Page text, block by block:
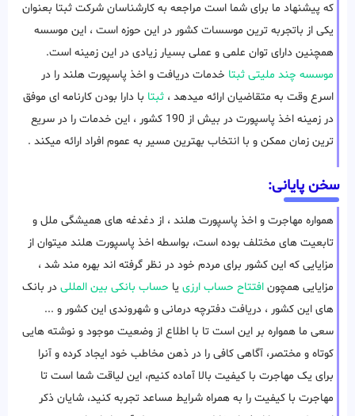
که پیشنهاد ما برای شما است مراجعه به کارشناسان شرکت ثبتا بعنوان
یکی از باتجربه ترین موسسات کشور در این حوزه است ، این موسسه
همچنین دارای توان علمی و عملی بسیار زیادی در این زمینه است.
موسسه چند ملیتی ثبتا خدمات دریافت و اخذ پاسپورت هلند را در
اسرع وقت به متقاضیان ارائه میدهد ، ثبتا با دارا بودن کارنامه ای موفق
در زمینه اخذ پاسپورت در بیش از 190 کشور ، این خدمات را در سریع
ترین زمان ممکن و با انتخاب بهترین مسیر به عموم افراد ارائه میکند .
سخن پایانی:
همواره مهاجرت و اخذ پاسپورت هلند ، از دغدغه های همیشگی ملل و
تابعیت های مختلف بوده است، بواسطه اخذ پاسپورت هلند میتوان از
مزایایی که این کشور برای مردم خود در نظر گرفته اند بهره مند شد ،
مزایایی همچون افتتاح حساب ارزی یا حساب بانکی بین المللی در بانک
های این کشور ، دریافت دفترچه درمانی و شهروندی این کشور و ...
سعی ما همواره بر این است تا با اطلاع از وضعیت موجود و نوشته هایی
کوتاه و مختصر، آگاهی کافی را در ذهن مخاطب خود ایجاد کرده و آنرا
برای یک مهاجرت با کیفیت بالا آماده کنیم، این لیاقت شما است تا
مهاجرت با کیفیت را به همراه شرایط مساعد تجربه کنید، شایان ذکر